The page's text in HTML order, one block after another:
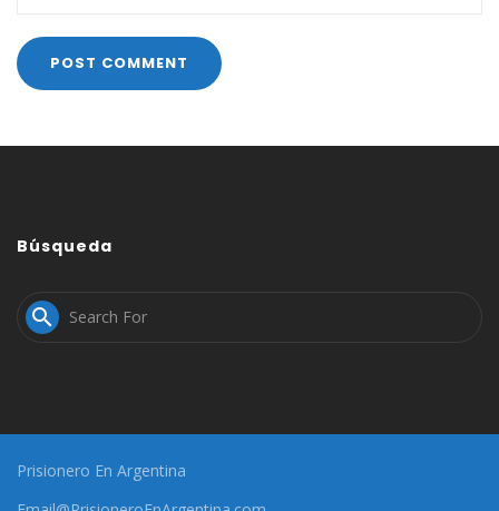
Búsqueda

Prisionero En Argentina